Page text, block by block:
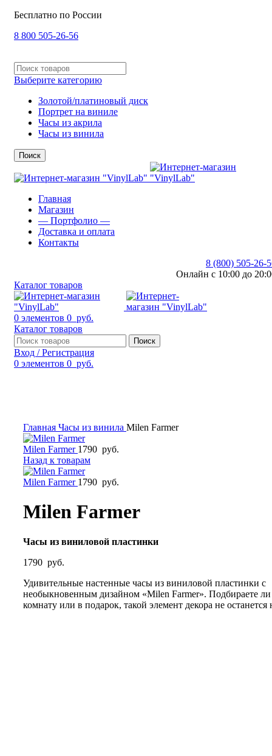
Бесплатно по России
8 800 505-26-56
Выберите категорию
Золотой/платиновый диск
Портрет на виниле
Часы из акрила
Часы из винила
Поиск
Главная
Магазин
— Портфолио —
Доставка и оплата
Контакты
8 (800) 505-26-
Онлайн с 10:00 до
Каталог товаров
0 элементов 0 руб.
Каталог товаров
Поиск
Вход / Регистрация
0 элементов 0 руб.
Главная Часы из винила Milen Farmer
Milen Farmer 1790 руб.
Назад к товарам
Milen Farmer 1790 руб.
Milen Farmer
Часы из виниловой пластинки
1790 руб.
Удивительные настенные часы из виниловой пластинки с
необыкновенным дизайном «Milen Farmer». Подбираете ли
комнату или в подарок, такой элемент декора не